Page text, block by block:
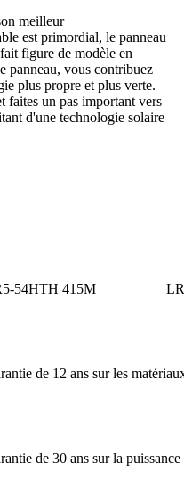
meilleur
est primordial, le panneau
figure de modèle en
panneau, vous contribuez
plus propre et plus verte.
faites un pas important vers
d'une technologie solaire
54HTH 415M
de 12 ans sur les
de 30 ans sur la